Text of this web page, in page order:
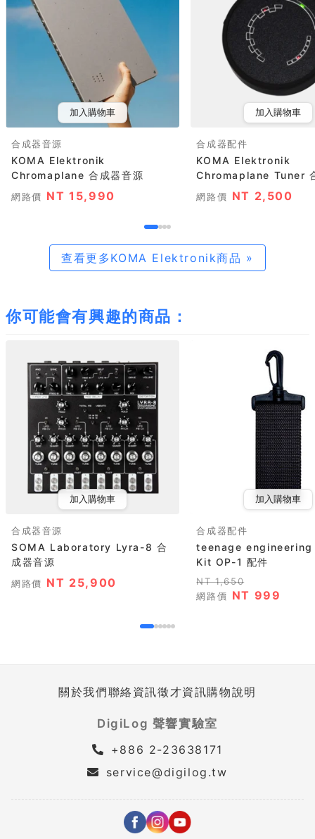
加入購物車
合成器音源
KOMA Elektronik
Chromaplane 合成器音源
網路價 NT 15,990
加入購物車
合成器配件
KOMA Elektronik
Chromaplane Tuner
網路價 NT 2,500
查看更多KOMA Elektronik商品 »
你可能會有興趣的商品：
加入購物車
合成器音源
SOMA Laboratory Lyra-8 合
成器音源
網路價 NT 25,900
加入購物車
合成器配件
teenage
Kit OP-1 配件
NT 1,650
網路價 NT 999
關於我們聯絡資訊徵才資訊購物說明
DigiLog 聲響實驗室
+886 2-23638171
service@digilog.tw